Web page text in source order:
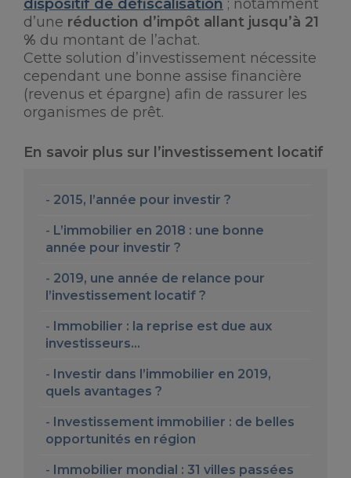
dispositif de défiscalisation ; notamment
d’une réduction d’impôt allant jusqu’à 21
% du montant de l’achat.
Cette solution d’investissement nécessite
cependant une bonne assise financière
(revenus et épargne) afin de rassurer les
organismes de prêt.
En savoir plus sur l’investissement locatif
2015, l’année pour investir ?
L’immobilier en 2018 : une bonne
année pour investir ?
2019, une année de relance pour
l’investissement locatif ?
Immobilier : la reprise est due aux
investisseurs…
Investir dans l’immobilier en 2019,
quels avantages ?
Investissement immobilier : de belles
opportunités en région
Immobilier mondial : 31 villes passées